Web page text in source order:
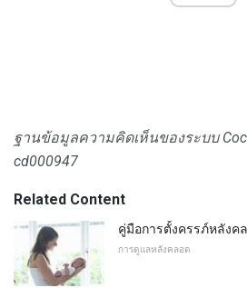
ฐานข้อมูลความคิดเห็นของระบบ
cd000947
Related Content
คู่มือการตั้งครรภ์หลัง
การดูแลหลังคลอด